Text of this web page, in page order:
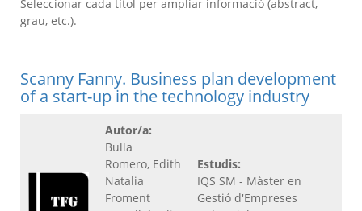
Seleccionar cada títol per ampliar informació (abstract,
grau, etc.).
Scanny Fanny. Business plan development
of a start-up in the technology industry
Autor/a:
Bulla
Romero, Edith
Natalia
Froment
Estudis:
IQS SM - Màster en
Gestió d'Empreses